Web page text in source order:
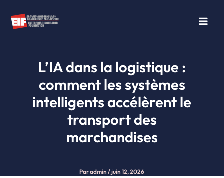
contenu
L’IA dans la logistique :
comment les systèmes
intelligents accélèrent le
transport des
marchandises
Paradmin /juin 12, 2026